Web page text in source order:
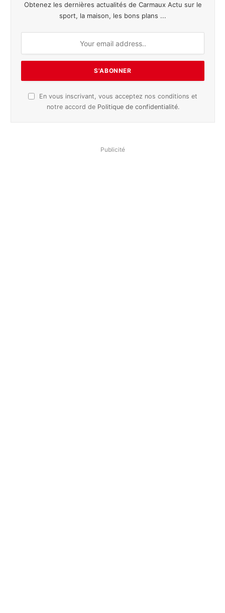
Obtenez les dernières actualités de Carmaux Actu sur le
sport, la maison, les bons plans ...
En vous inscrivant, vous acceptez nos conditions et
notre accord de Politique de confidentialité.
Publicité